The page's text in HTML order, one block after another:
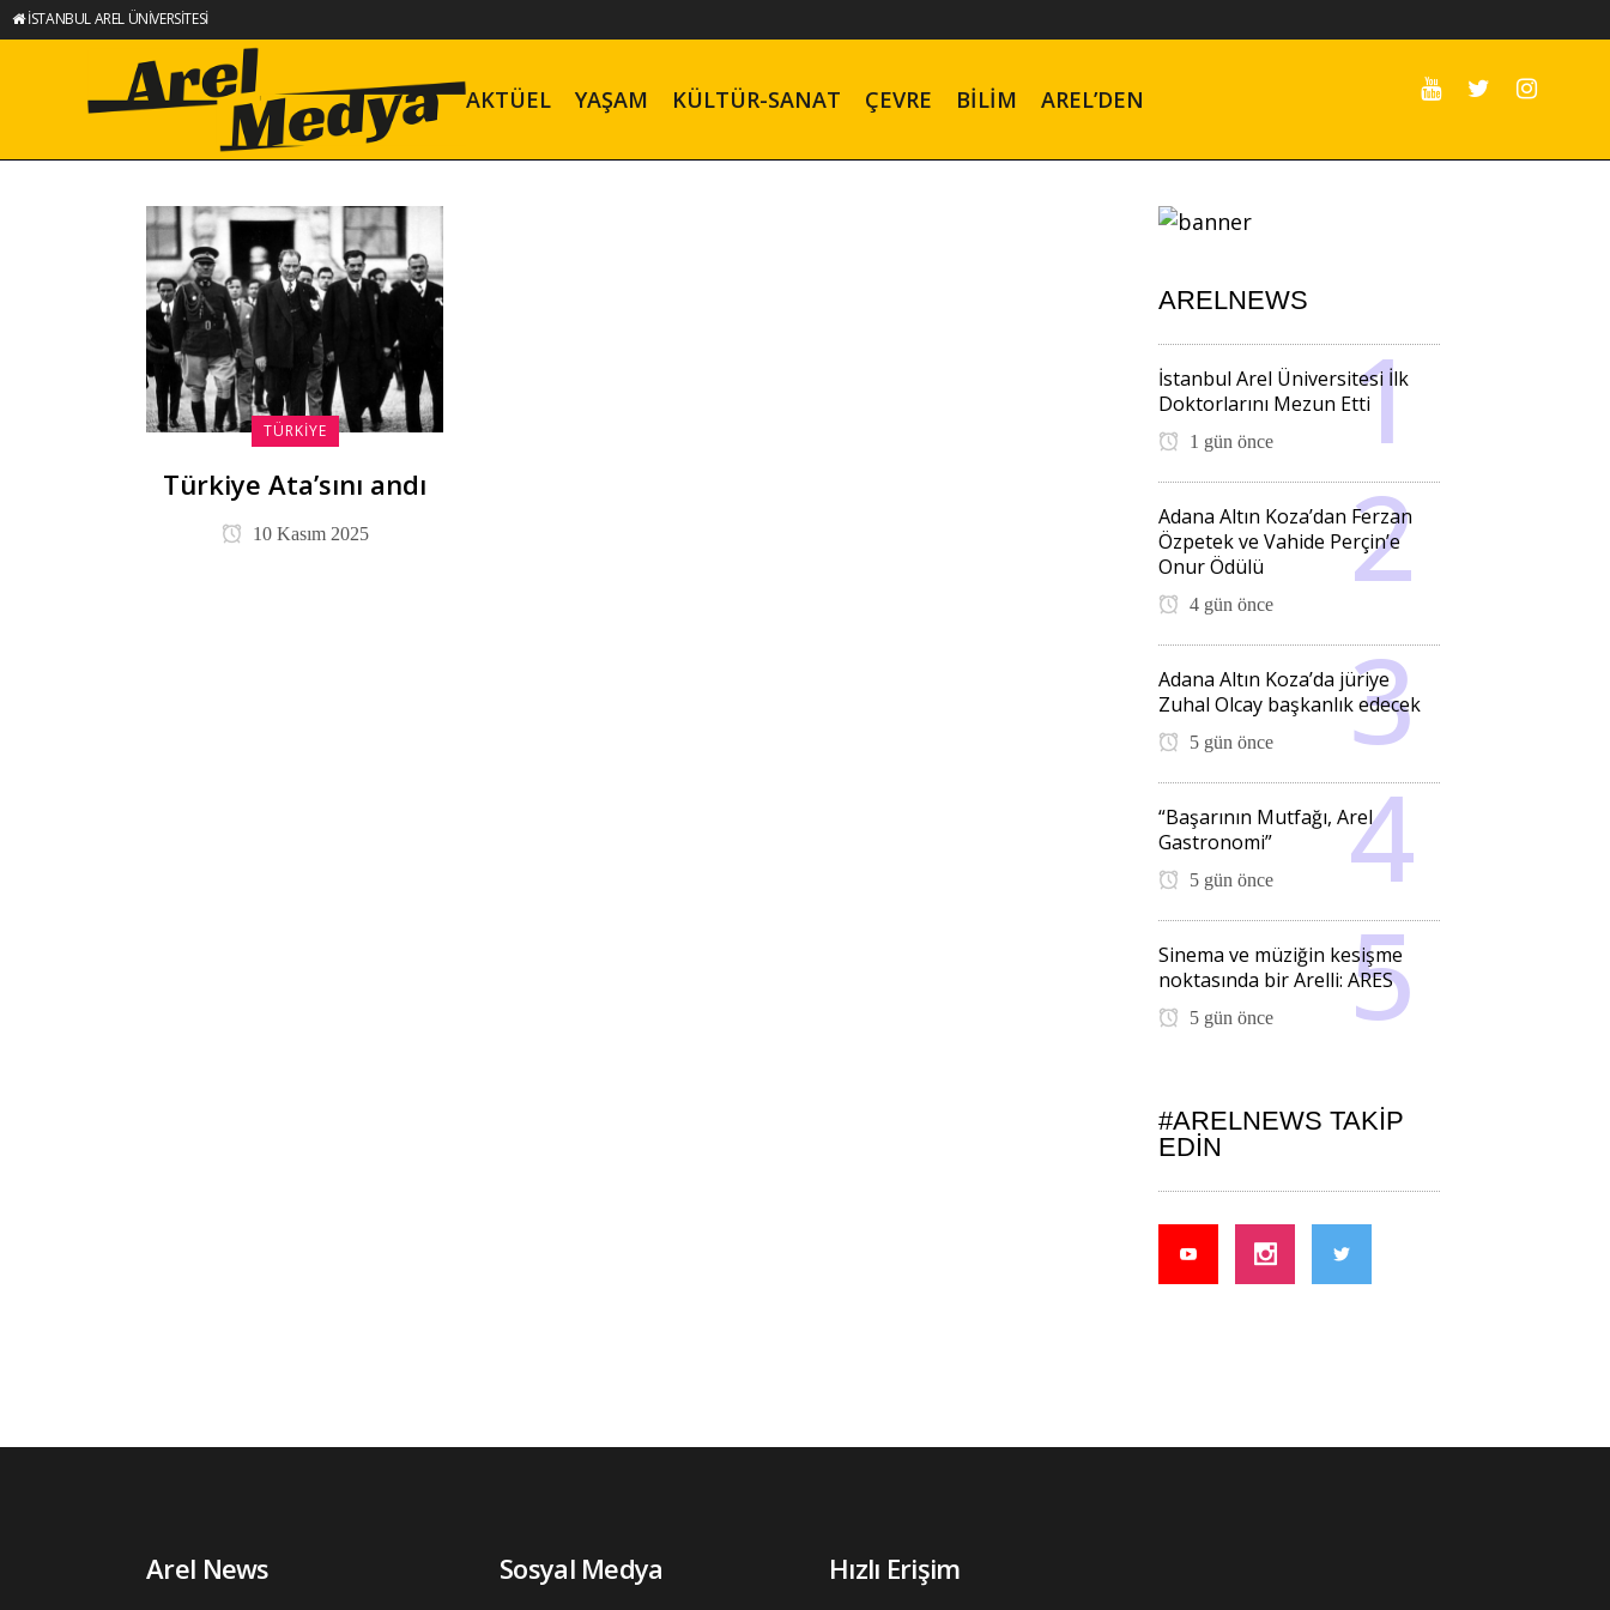
İSTANBUL AREL ÜNİVERSİTESİ
AKTÜEL YAŞAM KÜLTÜR-SANAT ÇEVRE BILIM AREL’DEN
TÜRKIYE
Türkiye Ata’sını andı
10 Kasım 2025
ARELNEWS
İstanbul Arel Üniversitesi İlk
Doktorlarını Mezun Etti
1 gün önce
Adana Altın Koza’dan Ferzan
Özpetek ve Vahide Perçin’e
Onur Ödülü
4 gün önce
Adana Altın Koza’da jüriye
Zuhal Olcay başkanlık edecek
5 gün önce
“Başarının Mutfağı, Arel
Gastronomi”
5 gün önce
Sinema ve müziğin kesişme
noktasında bir Arelli: ARES
5 gün önce
#ARELNEWS TAKIP
EDIN
Arel News Sosyal Medya Hızlı Erişim